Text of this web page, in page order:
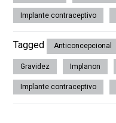
Implante contraceptivo
Tagged Anticoncepcional
Gravidez Implanon
Implante contraceptivo